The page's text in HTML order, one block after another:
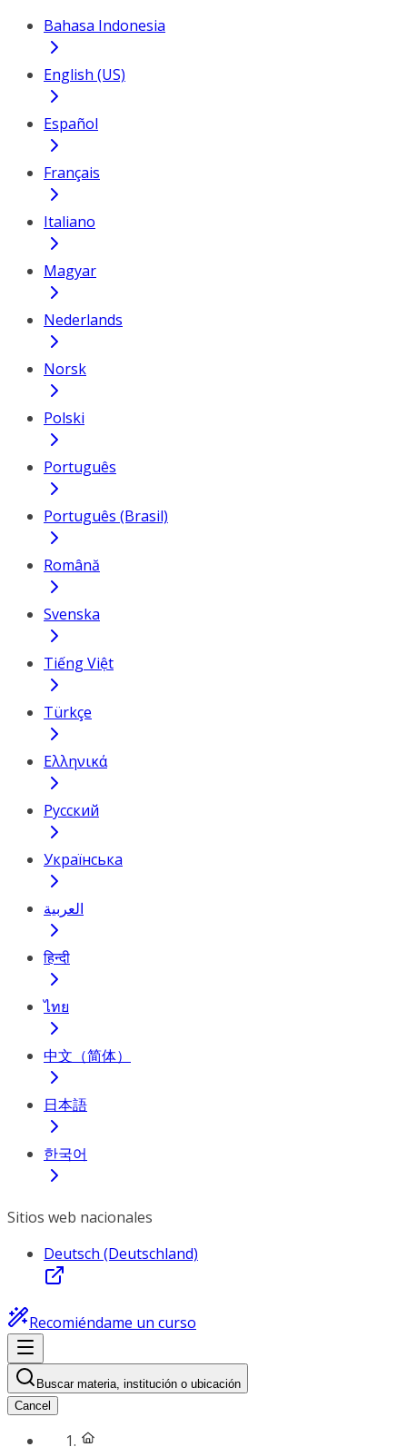
Bahasa Indonesia
English (US)
Español
Français
Italiano
Magyar
Nederlands
Norsk
Polski
Português
Português (Brasil)
Română
Svenska
Tiếng Việt
Türkçe
Ελληνικά
Русский
Українська
العربية
हिन्दी
ไทย
中文（简体）
日本語
한국어
Sitios web nacionales
Deutsch (Deutschland)
Recomiéndame un curso
Buscar materia, institución o ubicación
Cancel